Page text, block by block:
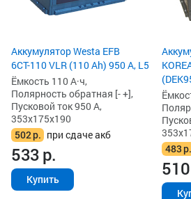
Аккумулятор Westa EFB
6СТ-110 VLR (110 Ah) 950 А, L5
Ёмкость 110 А·ч,
Полярность обратная [- +],
Пусковой ток 950 А,
353x175x190
502р. при сдаче акб
533р.
Купить
483р.
510